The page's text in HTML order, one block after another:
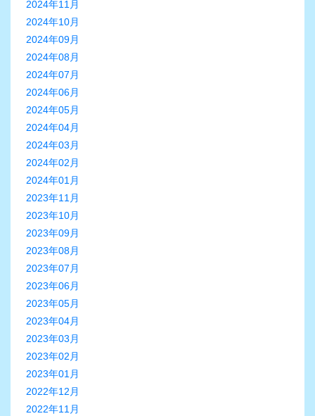
2024年11月
2024年10月
2024年09月
2024年08月
2024年07月
2024年06月
2024年05月
2024年04月
2024年03月
2024年02月
2024年01月
2023年11月
2023年10月
2023年09月
2023年08月
2023年07月
2023年06月
2023年05月
2023年04月
2023年03月
2023年02月
2023年01月
2022年12月
2022年11月